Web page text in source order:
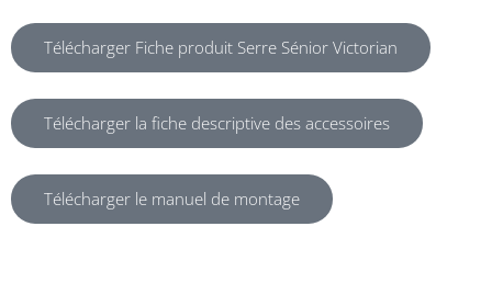
Télécharger Fiche produit Serre Sénior Victorian
Télécharger la fiche descriptive des accessoires
Télécharger le manuel de montage